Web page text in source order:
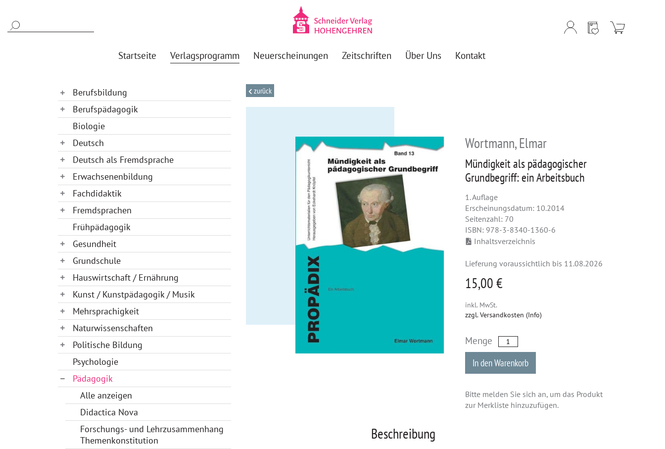
Startseite Verlagsprogramm Neuerscheinungen Zeitschriften Über Uns Kontakt
zurück
Wortmann, Elmar
Mündigkeit als pädagogischer
Grundbegriff: ein Arbeitsbuch
1. Auflage
Erscheinungsdatum: 10.2014
Seitenzahl: 70
ISBN: 978-3-8340-1360-6
Inhaltsverzeichnis
Lieferung voraussichtlich bis 11.08.2026
15,00 €
inkl. MwSt.
zzgl. Versandkosten (Info)
Menge
In den Warenkorb
Bitte melden Sie sich an, um das Produkt
zur Merkliste hinzuzufügen.
Beschreibung
Berufsbildung
Berufspädagogik
Biologie
Deutsch
Deutsch als Fremdsprache
Erwachsenenbildung
Fachdidaktik
Fremdsprachen
Frühpädagogik
Gesundheit
Grundschule
Hauswirtschaft / Ernährung
Kunst / Kunstpädagogik / Musik
Mehrsprachigkeit
Naturwissenschaften
Politische Bildung
Psychologie
Pädagogik
Alle anzeigen
Didactica Nova
Forschungs- und Lehrzusammenhang
Themenkonstitution